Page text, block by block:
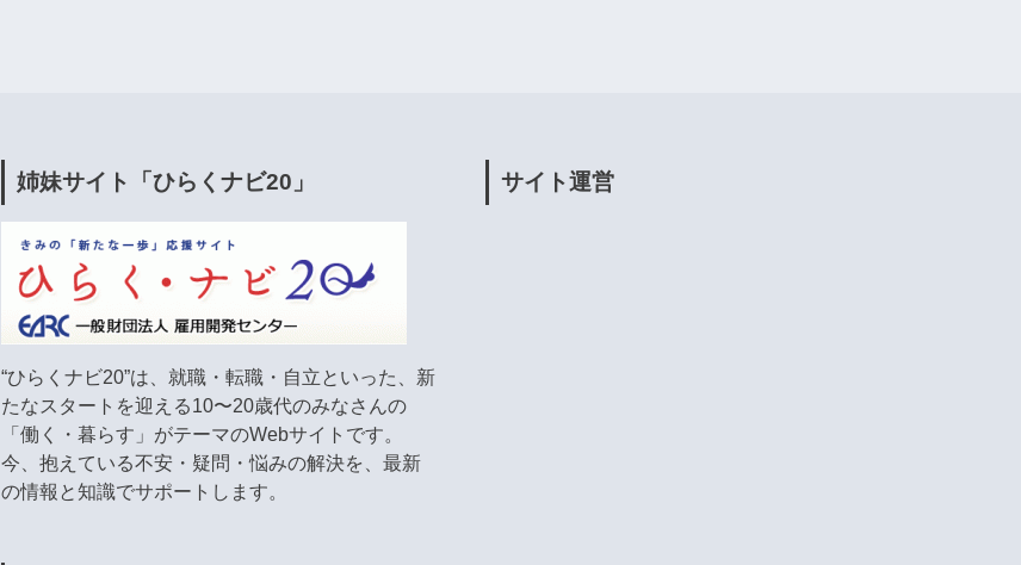
姉妹サイト「ひらくナビ20」
“ひらくナビ20”は、就職・転職・自立といった、新
たなスタートを迎える10〜20歳代のみなさんの
「働く・暮らす」がテーマのWebサイトです。
今、抱えている不安・疑問・悩みの解決を、最新
の情報と知識でサポートします。
サイト運営